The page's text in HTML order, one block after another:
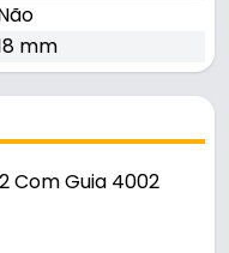
mm
Com Guia 4002